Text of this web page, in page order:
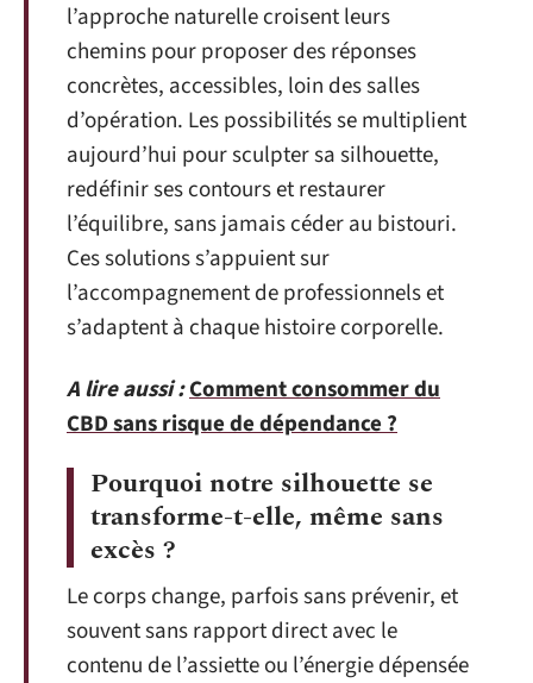
l’approche naturelle croisent leurs
chemins pour proposer des réponses
concrètes, accessibles, loin des salles
d’opération. Les possibilités se multiplient
aujourd’hui pour sculpter sa silhouette,
redéfinir ses contours et restaurer
l’équilibre, sans jamais céder au bistouri.
Ces solutions s’appuient sur
l’accompagnement de professionnels et
s’adaptent à chaque histoire corporelle.
A lire aussi :Comment consommer du
CBD sans risque de dépendance ?
Pourquoi notre silhouette se
transforme-t-elle, même sans
excès ?
Le corps change, parfois sans prévenir, et
souvent sans rapport direct avec le
contenu de l’assiette ou l’énergie dépensée